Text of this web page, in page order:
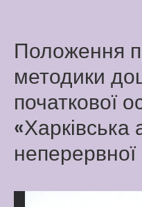
Положення
методики
початкової
«Харківська
неперервної